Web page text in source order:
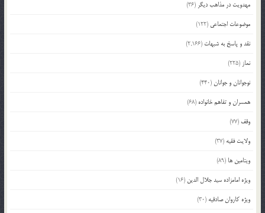
مهدویت در مذاهب دیگر (36)
موضوعات اجتماعی (122)
نقد و پاسخ به شبهات (2,166)
نماز (225)
نوجوانان و جوانان(440)
همسران و تفاهم خانواده (68)
وقف (77)
ولایت فقیه (37)
ویتامین ها (89)
ویژه امامزاده سید جلال الدین (16)
ویژه کاروان صادقیه (30)